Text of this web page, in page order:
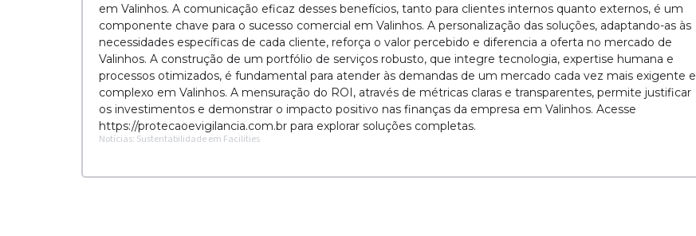
em Valinhos. A comunicação eficaz desses benefícios, tanto para clientes internos quanto externos, é um
componente chave para o sucesso comercial em Valinhos. A personalização das soluções, adaptando-as às
necessidades específicas de cada cliente, reforça o valor percebido e diferencia a oferta no mercado de
Valinhos. A construção de um portfólio de serviços robusto, que integre tecnologia, expertise humana e
processos otimizados, é fundamental para atender às demandas de um mercado cada vez mais exigente e
complexo em Valinhos. A mensuração do ROI, através de métricas claras e transparentes, permite justificar
os investimentos e demonstrar o impacto positivo nas finanças da empresa em Valinhos. Acesse
https://protecaoevigilancia.com.br para explorar soluções completas.
Notícias: Sustentabilidade em Facilities